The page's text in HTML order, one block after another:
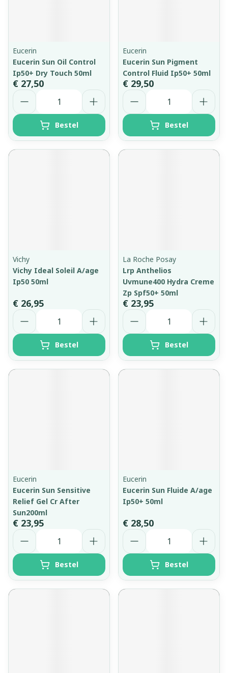
Eucerin
Eucerin Sun Oil Control
Ip50+ Dry Touch 50ml
€ 27,50
Aantal
Bestel
Eucerin
Eucerin Sun Pigment
Control Fluid Ip50+ 50ml
€ 29,50
Aantal
Bestel
Vichy
Vichy Ideal Soleil A/age
Ip50 50ml
€ 26,95
Aantal
Bestel
La Roche Posay
Lrp Anthelios
Uvmune400 Hydra Creme
Zp Spf50+ 50ml
€ 23,95
Aantal
Bestel
Eucerin
Eucerin Sun Sensitive
Relief Gel Cr After
Sun200ml
€ 23,95
Aantal
Bestel
Eucerin
Eucerin Sun Fluide A/age
Ip50+ 50ml
€ 28,50
Aantal
Bestel